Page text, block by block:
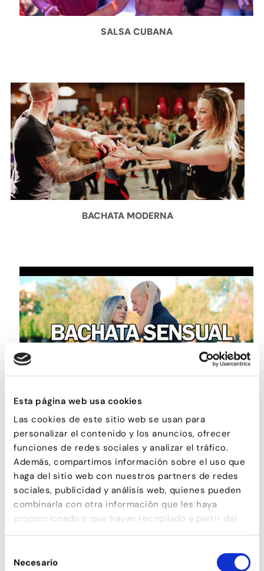
Esta página web usa cookies
Las cookies de este sitio web se usan para
personalizar el contenido y los anuncios, ofrecer
funciones de redes sociales y analizar el tráfico.
Además, compartimos información sobre el uso que
haga del sitio web con nuestros partners de redes
sociales, publicidad y análisis web, quienes pueden
combinarla con otra información que les haya
proporcionado o que hayan recopilado a partir del
uso que haya hecho de sus servicios.
deNecesario
SALSA CUBANA
BACHATA MODERNA
BACHATA SENSUAL